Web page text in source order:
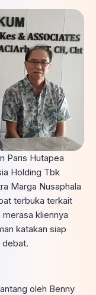
Paris Hutapea
Holding Tbk
Marga Nusaphala
terbuka terkait
kliennya
katakan siap
debat.
oleh Benny